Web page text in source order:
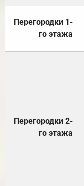
Перегородки 1-
го этажа
Перегородки 2-
го этажа